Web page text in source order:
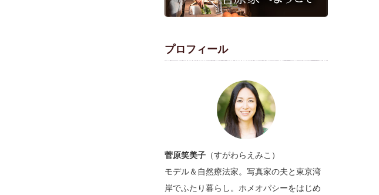
プロフィール
菅原笑美子 （すがわらえみこ）
モデル＆自然療法家。写真家の夫と東京湾
岸でふたり暮らし。ホメオパシーをはじめ